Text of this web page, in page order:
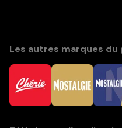
Les autres marques du